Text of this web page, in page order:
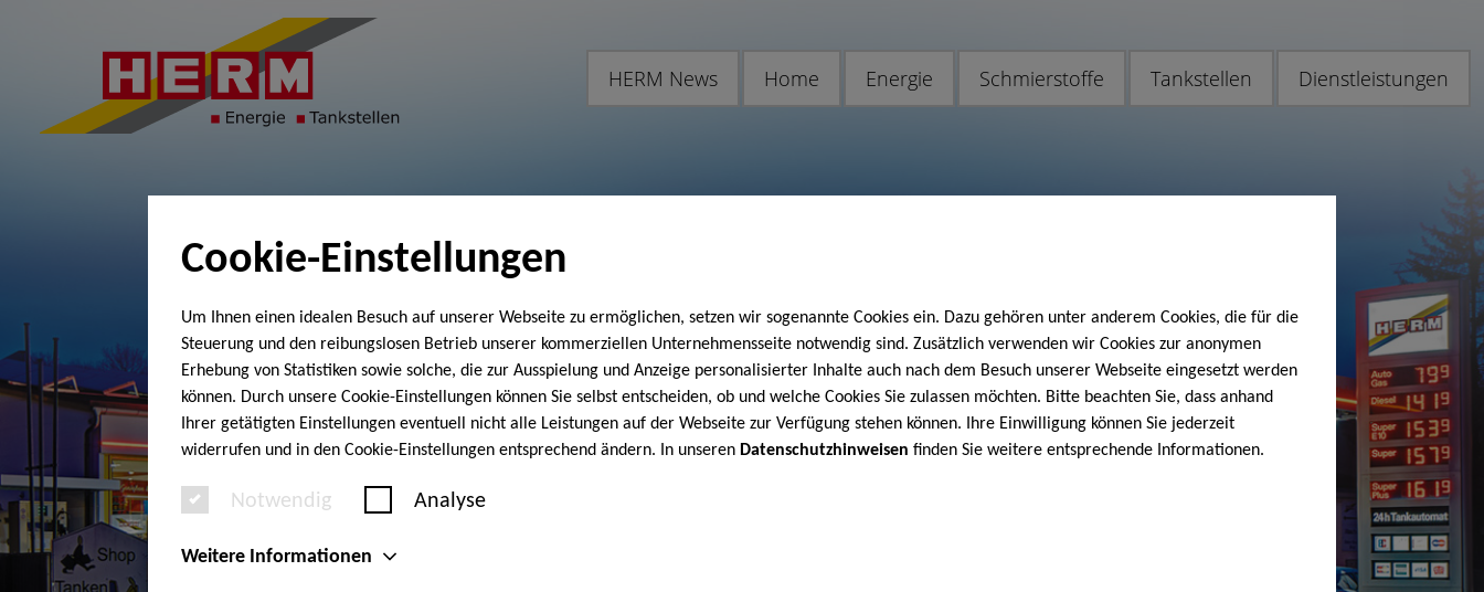
Cookie-Einstellungen
Um Ihnen einen idealen Besuch auf unserer Webseite zu ermöglichen, setzen wir sogenannte Cookies ein. Dazu gehören unter anderem Cookies, die für die
Steuerung und den reibungslosen Betrieb unserer kommerziellen Unternehmensseite notwendig sind. Zusätzlich verwenden wir Cookies zur anonymen
Erhebung von Statistiken sowie solche, die zur Ausspielung und Anzeige personalisierter Inhalte auch nach dem Besuch unserer Webseite eingesetzt werden
können. Durch unsere Cookie-Einstellungen können Sie selbst entscheiden, ob und welche Cookies Sie zulassen möchten. Bitte beachten Sie, dass anhand
Ihrer getätigten Einstellungen eventuell nicht alle Leistungen auf der Webseite zur Verfügung stehen können. Ihre Einwilligung können Sie jederzeit
widerrufen und in den Cookie-Einstellungen entsprechend ändern. In unseren Datenschutzhinweisen finden Sie weitere entsprechende Informationen.
Notwendig Analyse
Weitere Informationen
HERM News Home Energie Schmierstoffe Tankstellen Dienstleistungen